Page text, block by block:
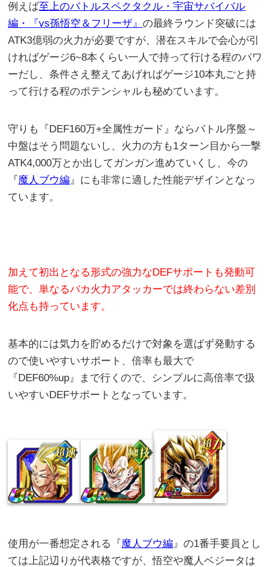
例えば至上のバトルスペクタクル・宇宙サバイバル
編・『vs孫悟空＆フリーザ』の最終ラウンド突破には
ATK3億弱の火力が必要ですが、潜在スキルで会心が引
ければゲージ6~8本くらい一人で持って行ける程のパワ
ーだし、条件さえ整えてあげればゲージ10本丸ごと持
って行ける程のポテンシャルも秘めています。
守りも『DEF160万+全属性ガード』ならバトル序盤～
中盤はそう問題ないし、火力の方も1ターン目から一撃
ATK4,000万とか出してガンガン進めていくし、今の
『 魔人ブウ編』にも非常に適した性能デザインとなっ
ています。
加えて初出となる形式の強力なDEFサポートも発動可
能で、単なるバカ火力アタッカーでは終わらない差別
化点も持っています。
基本的には気力を貯めるだけで対象を選ばず発動する
ので使いやすいサポート、倍率も最大で
『DEF60%up』まで行くので、シンプルに高倍率で扱
いやすいDEFサポートとなっています。
使用が一番想定される『 魔人ブウ編』の1番手要員とし
ては上記辺りが代表格ですが、悟空や魔人ベジータは